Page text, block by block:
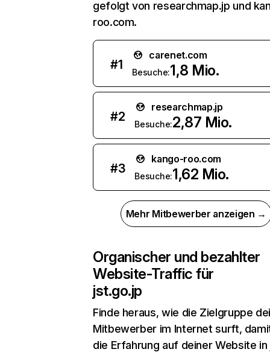
gefolgt von researchmap.jp und
roo.com.
#1
carenet.com
Besuche:1,8 Mio.
#2
researchmap.jp
Besuche:2,87 Mio.
#3
kango-roo.com
Besuche:1,62 Mio.
Mehr Mitbewerber anzeigen →
Organischer und bezahlter
Website-Traffic für
jst.go.jp
Finde heraus, wie die Zielgruppe
Mitbewerber im Internet surft,
die Erfahrung auf deiner Website